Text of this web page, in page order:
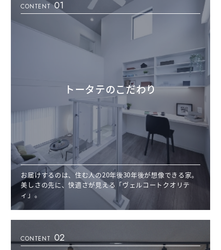
CONTENT 01
トータテのこだわり
お届けするのは、住む人の20年後30年後が想像できる家。
美しさの先に、快適さが見える「ヴェルコートクオリテ
ィ」。
CONTENT 02